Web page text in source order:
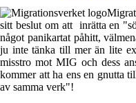
sitt beslut om att inrätta en
något panikartat påhitt,
ju inte tänka till mer än lite
misstro mot MIG och dess
kommer att ha ens en gnutta
av samma verk"!